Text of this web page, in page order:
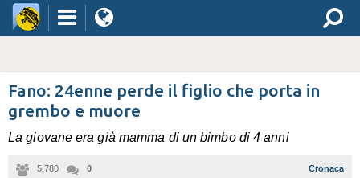
Fano: 24enne perde il figlio che porta in
grembo e muore
La giovane era già mamma di un bimbo di 4 anni
5.780 0 Cronaca